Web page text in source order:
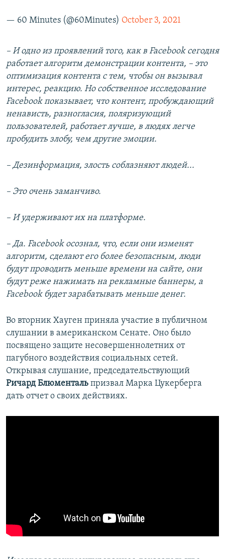
— 60 Minutes (@60Minutes) October 3, 2021
– И одно из проявлений того, как в Facebook сегодня
работает алгоритм демонстрации контента, – это
оптимизация контента с тем, чтобы он вызывал
интерес, реакцию. Но собственное исследование
Facebook показывает, что контент, пробуждающий
ненависть, разногласия, поляризующий
пользователей, работает лучше, в людях легче
пробудить злобу, чем другие эмоции.
– Дезинформация, злость соблазняют людей...
– Это очень заманчиво.
– И удерживают их на платформе.
– Да. Facebook осознал, что, если они изменят
алгоритм, сделают его более безопасным, люди
будут проводить меньше времени на сайте, они
будут реже нажимать на рекламные баннеры, а
Facebookбудет зарабатывать меньше денег.
Во вторник Хауген приняла участие в публичном
слушании в американском Сенате. Оно было
посвящено защите несовершеннолетних от
пагубного воздействия социальных сетей.
Открывая слушание, председательствующий
Ричард Блюменталь призвал Марка Цукерберга
дать отчет о своих действиях.